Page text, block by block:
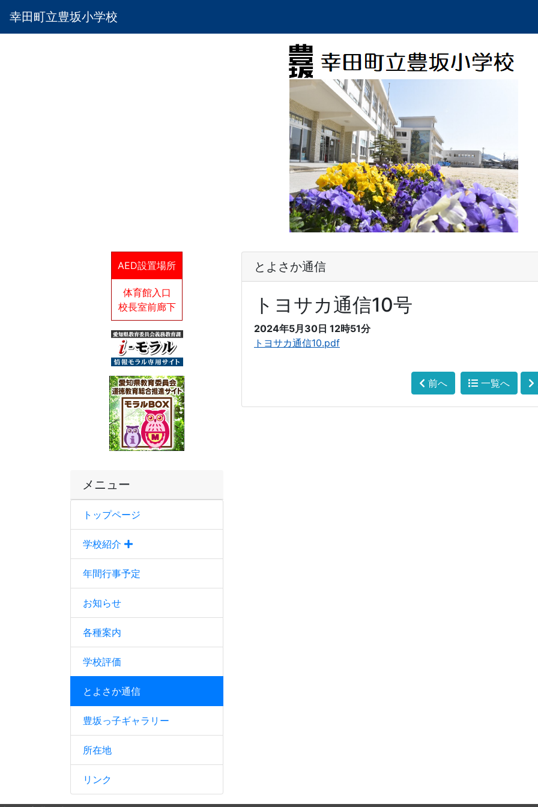
幸田町立豊坂小学校
AED設置場所
体育館入口
校長室前廊下
メニュー
トップページ
学校紹介
年間行事予定
お知らせ
各種案内
学校評価
とよさか通信
豊坂っ子ギャラリー
所在地
リンク
とよさか通信
トヨサカ通信10号
2024年5月30日 12時51分
トヨサカ通信10.pdf
前へ 一覧へ